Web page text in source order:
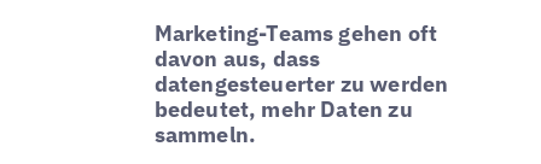
Marketing-Teams gehen oft
davon aus, dass
datengesteuerter zu werden
bedeutet, mehr Daten zu
sammeln.